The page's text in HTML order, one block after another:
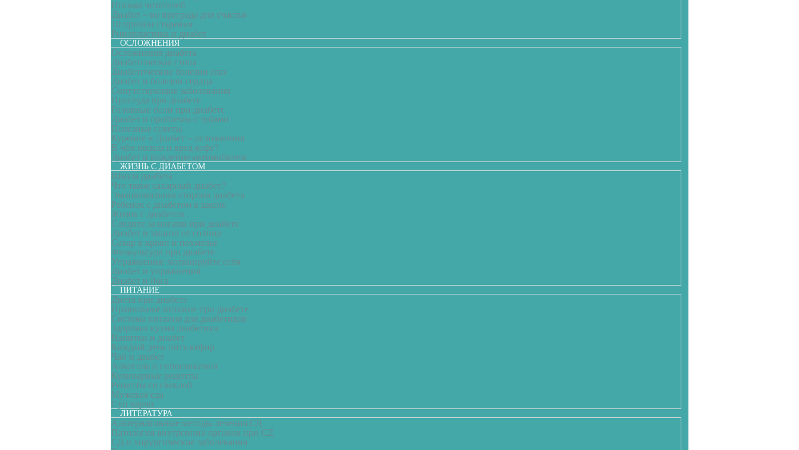
Письма читателей
Диабет – не преграда для счастья
10 причин старения
Ринопластика и диабет
ОСЛОЖНЕНИЯ
Осложнения диабета
Диабетическая стопа
Диабетические болезни глаз
Диабет и болезни сердца
Сопутствующие заболевания
Простуда при диабете
Головные боли при диабете
Диабет и проблемы с зубами
Полезные советы
Курение + Диабет = осложнения
В чём польза и вред кофе?
Диабет и вождение автомобилем
ЖИЗНЬ С ДИАБЕТОМ
Школа диабета
Что такое сахарный диабет?
Эмоциональная сторона диабета
Ребенок с диабетом в школе
Жизнь с диабетом
Следите за ногами при диабете
Диабет и защита от солнца
Сахар в крови и похмелье
Физкультура при диабете
Упражнения: мотивируйте себя
Диабет и упражнения
Диабет и йога
ПИТАНИЕ
Диета при диабете
Правильное питание при диабете
Система питания для диабетиков
Здоровая кухня диабетика
Напитки и диабет
Каждый день пить кефир
Чай и диабет
Алкоголь и гипогликемия
Кулинарные рецепты
Рецепты со свеклой
Мужская еда
Суп харчо
ЛИТЕРАТУРА
Альтернативные методы лечения СД
Патология внутренних органов при СД
СД и хирургические заболевания